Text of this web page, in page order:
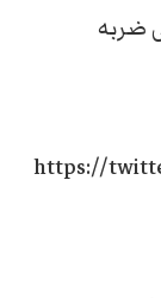
ضربه
https://